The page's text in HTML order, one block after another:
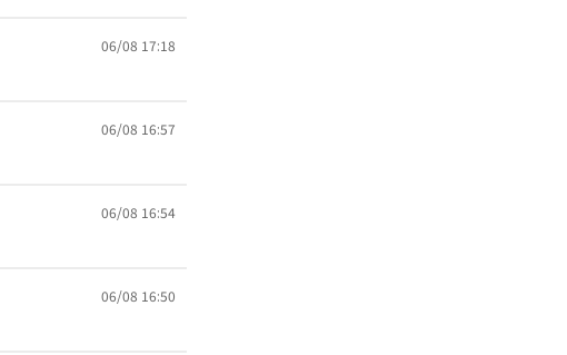
06/08 17:18
06/08 16:57
06/08 16:54
06/08 16:50